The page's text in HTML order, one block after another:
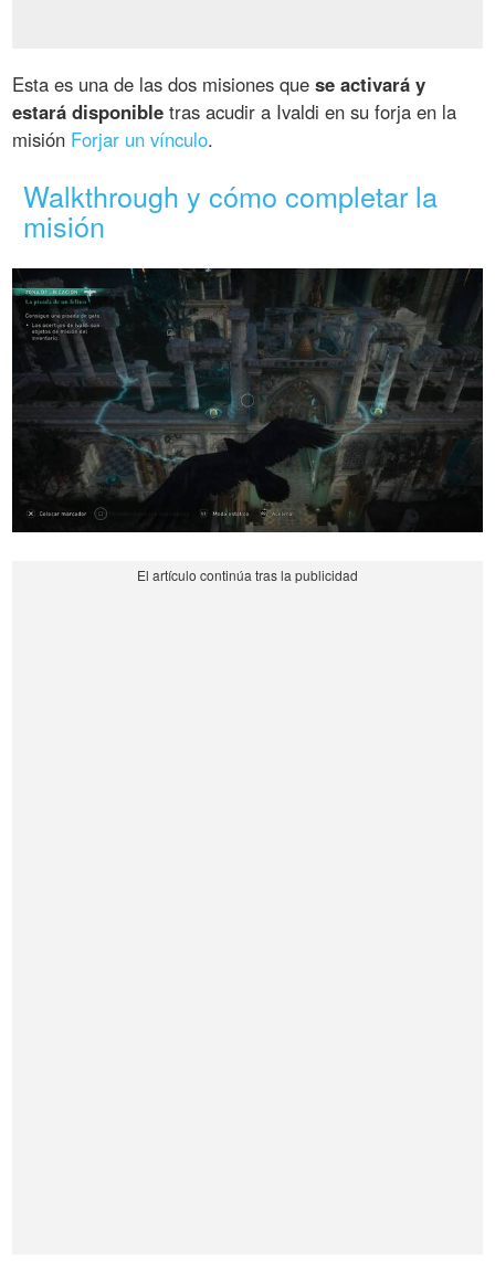
Esta es una de las dos misiones quese activará y
estará disponible tras acudir a Ivaldi en su forja en la
misión Forjar un vínculo.
Walkthrough y cómo completar la
misión